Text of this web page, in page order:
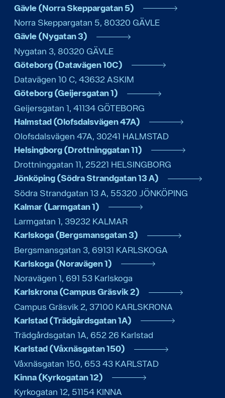
Gävle (Norra Skeppargatan 5)
Norra Skeppargatan 5, 80320 GÄVLE
Gävle (Nygatan 3)
Nygatan 3, 80320 GÄVLE
Göteborg (Datavägen 10C)
Datavägen 10 C, 43632 ASKIM
Göteborg (Geijersgatan 1)
Geijersgatan 1, 41134 GÖTEBORG
Halmstad (Olofsdalsvägen 47A)
Olofsdalsvägen 47A, 30241 HALMSTAD
Helsingborg (Drottninggatan 11)
Drottninggatan 11, 25221 HELSINGBORG
Jönköping (Södra Strandgatan 13 A)
Södra Strandgatan 13 A, 55320 JÖNKÖPING
Kalmar (Larmgatan 1)
Larmgatan 1, 39232 KALMAR
Karlskoga (Bergsmansgatan 3)
Bergsmansgatan 3, 69131 KARLSKOGA
Karlskoga (Noravägen 1)
Noravägen 1, 691 53 Karlskoga
Karlskrona (Campus Gräsvik 2)
Campus Gräsvik 2, 37100 KARLSKRONA
Karlstad (Trädgårdsgatan 1A)
Trädgårdsgatan 1A, 652 26 Karlstad
Karlstad (Våxnäsgatan 150)
Våxnäsgatan 150, 653 43 KARLSTAD
Kinna (Kyrkogatan 12)
Kyrkogatan 12, 51154 KINNA